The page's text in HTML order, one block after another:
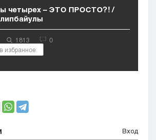
четырех – ЭТО ПРОСТО?! /
1813
0
избранное
Вход